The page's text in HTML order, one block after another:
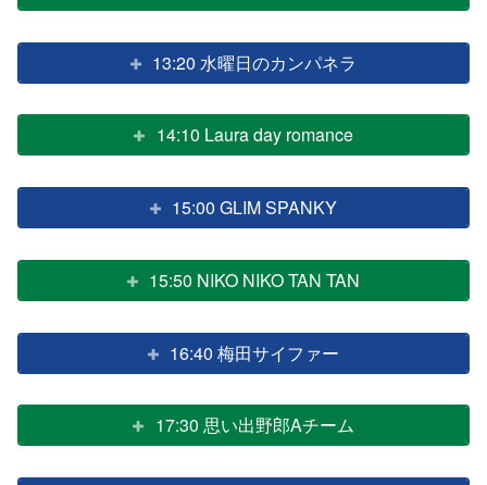
13:20 水曜日のカンパネラ
14:10 Laura day romance
15:00 GLIM SPANKY
15:50 NIKO NIKO TAN TAN
16:40 梅田サイファー
17:30 思い出野郎Aチーム